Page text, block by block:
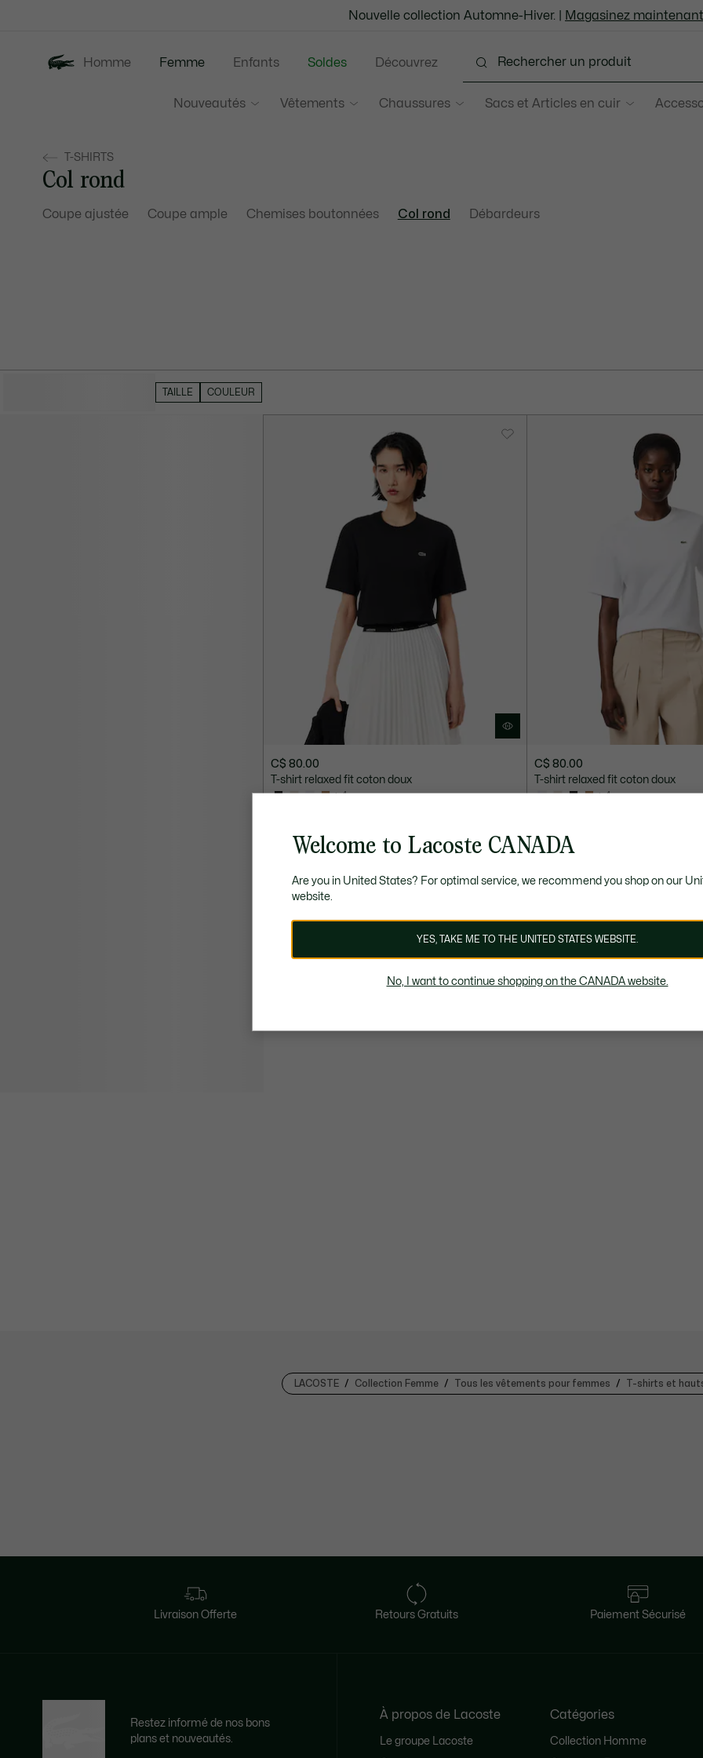
Nouvelle collection Automne-Hiver. | Magasinez maintenant.
Homme Femme
Nouveautés Vêtements Chaussures Sacs et Articles en cuir
Enfants Soldes Découvrez
T-SHIRTS
Col rond
Coupe ajustée Coupe ample Chemises boutonnées Col rond Débardeurs
TAILLE COULEUR
C$ 80.00
T-shirt relaxed fit coton doux
+ 4
C$ 80.00
T-shirt relaxed fit coton doux
+ 4
LACOSTE Collection Femme Tous les vêtements pour femmes T-shirts et
Livraison Offerte Retours Gratuits Paiement Sécurisé
Restez informé de nos bons
plans et nouveautés.
À propos de Lacoste
Le groupe Lacoste
Catégories
Collection Homme
Welcome to Lacoste CANADA
Are you in United States? For optimal service, we recommend you shop on our
website.
YES, TAKE ME TO THE UNITED STATES WEBSITE.
No, I want to continue shopping on the CANADA website.